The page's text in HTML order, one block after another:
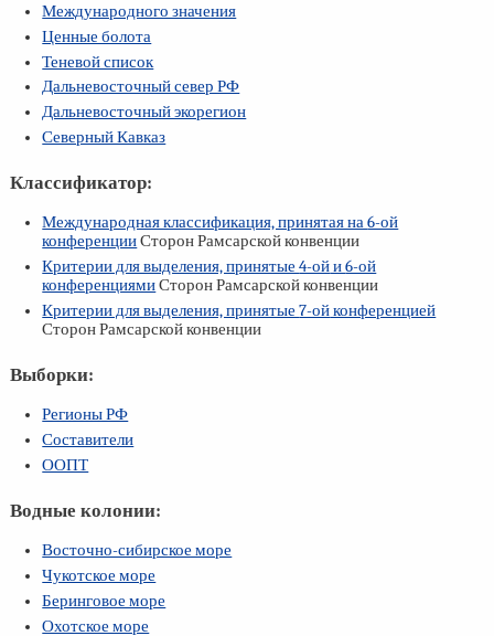
Международного значения
Ценные болота
Теневой список
Дальневосточный север РФ
Дальневосточный экорегион
Северный Кавказ
Классификатор:
Международная классификация, принятая на6-ой
конференцииСторон Рамсарской конвенции
Критерии для выделения, принятые4-ойи6-ой
конференциямиСторон Рамсарской конвенции
Критерии для выделения, принятые7-ойконференцией
Сторон Рамсарской конвенции
Выборки:
Регионы РФ
Составители
ООПТ
Водные колонии:
Восточно-сибирское море
Чукотское море
Беринговое море
Охотское море